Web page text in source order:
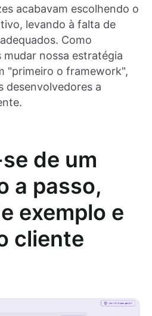
acabavam escolhendo o
levando à falta de
Como
nossa estratégia
"primeiro o framework",
desenvolvedores a
de um
a passo,
exemplo e
cliente